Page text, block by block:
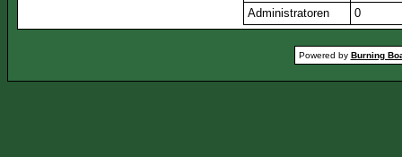
Administratoren
0
Powered by Burning